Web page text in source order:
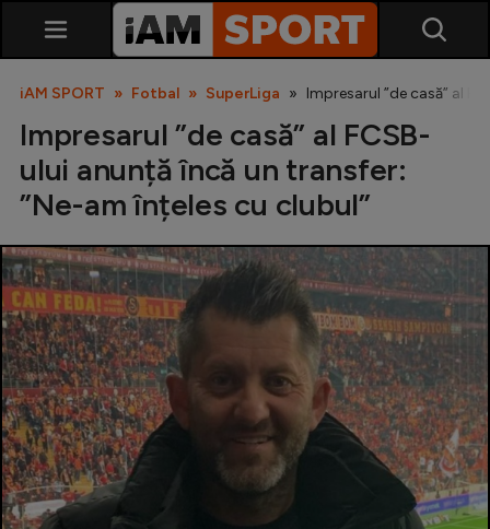
SuperLiga
Liga 2
Cupa României
Echipa Națională
U21
Fotbal feminin
iAM SPORT Fotbal SuperLiga Impresarul ”de casă” al
Impresarul ”de casă” al FCSB-
ului anunță încă un transfer:
”Ne-am înțeles cu clubul”